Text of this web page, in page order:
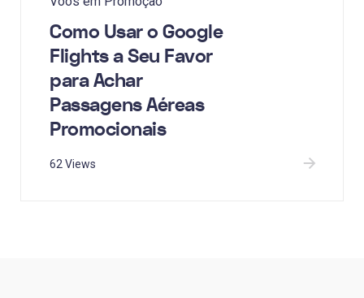
Como Usar o Google
Flights a Seu Favor
para Achar
Passagens Aéreas
Promocionais
62 Views